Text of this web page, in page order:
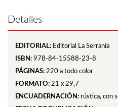
Detalles
EDITORIAL: Editorial La Serranía
ISBN: 978-84-15588-23-8
PÁGINAS: 220 a todo color
FORMATO: 21 x 29,7
ENCUADERNACIÓN: rústica, con